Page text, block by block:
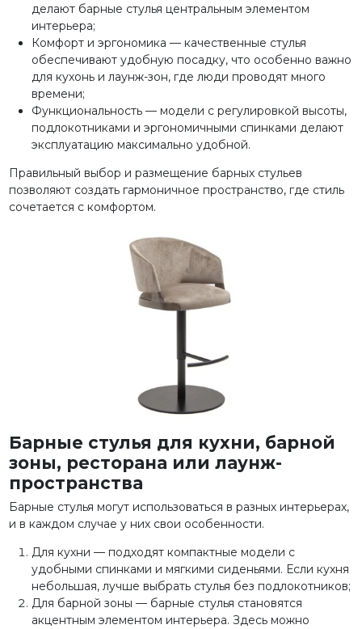
делают барные стулья центральным элементом
интерьера;
Комфорт и эргономика — качественные стулья
обеспечивают удобную посадку, что особенно важно
для кухонь и лаунж-зон, где люди проводят много
времени;
Функциональность — модели с регулировкой высоты,
подлокотниками и эргономичными спинками делают
эксплуатацию максимально удобной.
Правильный выбор и размещение барных стульев
позволяют создать гармоничное пространство, где стиль
сочетается с комфортом.
Барные стулья для кухни, барной
зоны, ресторана или лаунж-
пространства
Барные стулья могут использоваться в разных интерьерах,
и в каждом случае у них свои особенности.
Для кухни — подходят компактные модели с
удобными спинками и мягкими сиденьями. Если кухня
небольшая, лучше выбрать стулья без подлокотников;
Для барной зоны — барные стулья становятся
акцентным элементом интерьера. Здесь можно